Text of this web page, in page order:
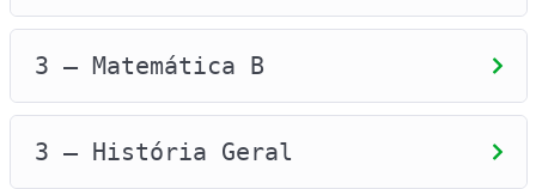
3 – Matemática B
3 – História Geral